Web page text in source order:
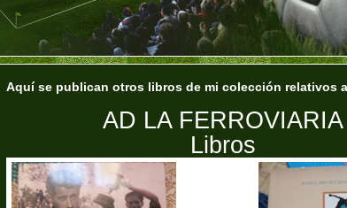
Aquí se publican otros libros de mi colección relativos
AD LA FERROVIARIA
Libros